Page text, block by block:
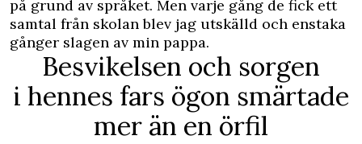
på grund av språket. Men varje gång de fick ett
samtal från skolan blev jag utskälld och enstaka
gånger slagen av min pappa.
Besvikelsen och sorgen
i hennes fars ögon smärtade
mer än en örfil